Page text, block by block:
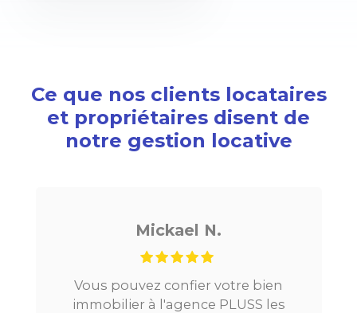
Ce que nos clients locataires
et propriétaires disent de
notre gestion locative
Mickael N.
Vous pouvez confier votre bien
immobilier à l'agence PLUSS les